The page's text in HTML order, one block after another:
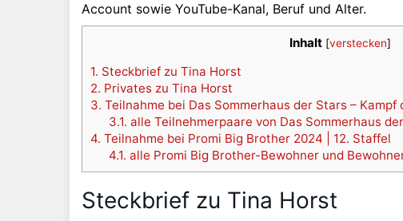
Account sowie YouTube-Kanal, Beruf und Alter.
Inhalt [verstecken]
1. Steckbrief zu Tina Horst
2. Privates zu Tina Horst
3. Teilnahme bei Das Sommerhaus der Stars –
3.1. alle Teilnehmerpaare von Das Sommerhaus
4. Teilnahme bei Promi Big Brother 2024 | 12. Staffel
4.1. alle Promi Big Brother-Bewohner und
Steckbrief zu Tina Horst